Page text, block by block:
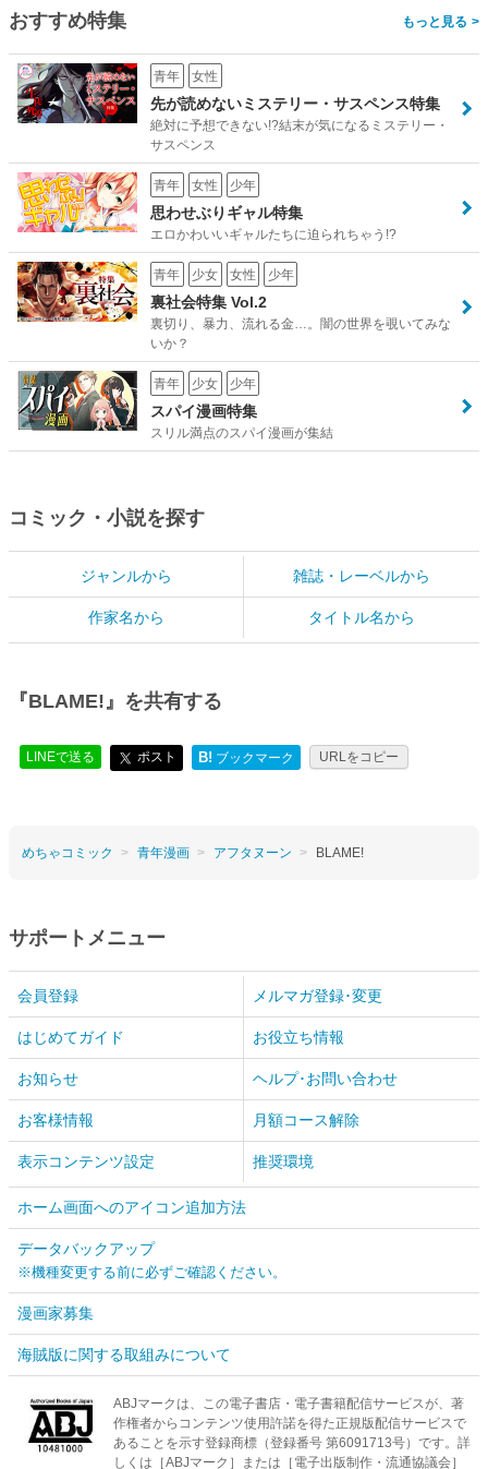
おすすめ特集 >
青年 女性
先が読めないミステリー・サスペンス特集
絶対に予想できない!?結末が気になるミステリー・
サスペンス
青年 女性 少年
思わせぶりギャル特集
エロかわいいギャルたちに迫られちゃう!?
青年 少女 女性 少年
裏社会特集 Vol.2
裏切り、暴力、流れる金…。闇の世界を覗いてみな
いか？
青年 少女 少年
スパイ漫画特集
スリル満点のスパイ漫画が集結
コミック・小説を探す
ジャンルから 雑誌・レーベルから
作家名から タイトル名から
『BLAME!』を共有する
LINEで送る ポスト B! ブックマーク URLをコピー
めちゃコミック 青年漫画 アフタヌーン BLAME!
サポートメニュー
会員登録 メルマガ登録･変更
はじめてガイド お役立ち情報
お知らせ ヘルプ･お問い合わせ
お客様情報 月額コース解除
表示コンテンツ設定 推奨環境
ホーム画面へのアイコン追加方法
データバックアップ
※機種変更する前に必ずご確認ください。
漫画家募集
海賊版に関する取組みについて
ABJマークは、この電子書店・電子書籍配信サービスが、著
作権者からコンテンツ使用許諾を得た正規版配信サービスで
あることを示す登録商標（登録番号 第6091713号）です。詳
しくは［ABJマーク］または［電子出版制作・流通協議会］